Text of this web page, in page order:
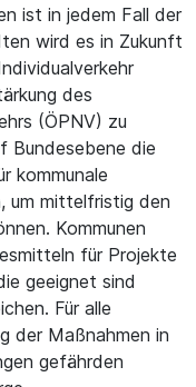
ist in jedem Fall der
wird es in Zukunft
des
(ÖPNV) zu
Bundesebene die
kommunale
um mittelfristig den
Kommunen
für Projekte
geeignet sind
Für alle
der Maßnahmen in
gefährden